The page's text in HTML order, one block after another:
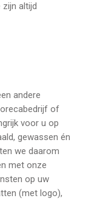
zijn altijd
andere
of
voor u op
gewassen én
we daarom
met onze
op uw
(met logo),